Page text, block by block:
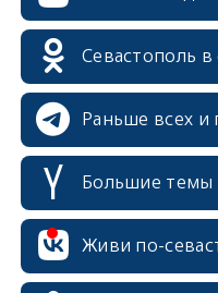
Севастополь
Раньше всех и
Большие
Живи по-